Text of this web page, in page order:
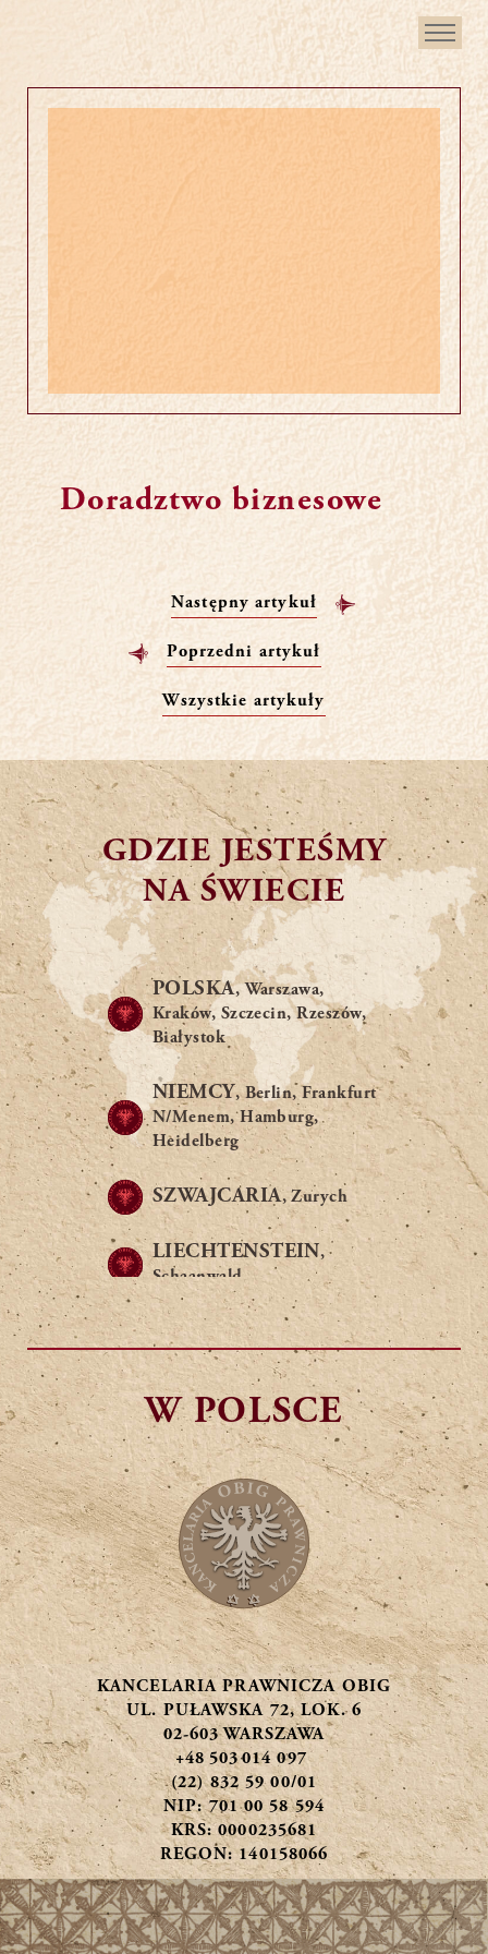
Doradztwo biznesowe
Wszystkie artykuły
Poprzedni artykuł
Następny artykuł
GDZIE JESTEŚMY
NA ŚWIECIE
POLSKA, Warszawa,
Kraków, Szczecin, Rzeszów,
Białystok
NIEMCY, Berlin, Frankfurt
N/Menem, Hamburg,
Heidelberg
SZWAJCARIA, Zurych
LIECHTENSTEIN,
Schaanwald
WĘGRY, Budapeszt
CZECHY , Praga
USA, New York, Waszyngton
CHINY, Pekin, Szanghaj,
Hongkong
LITWA , Wilno, Kowno
RUMUNIA, Bukareszt
HOLANDIA, Amsterdam
GRECJA, Ateny
SERBIA, Belgrad
TADŻYKISTAN,
Duszanbe
UKRAINA, Kijów, Lwów
W POLSCE
KANCELARIA PRAWNICZA OBIG
UL. PUŁAWSKA 72, LOK. 6
02-603 WARSZAWA
+48 503 014 097
(22) 832 59 00/01
NIP: 701 00 58 594
KRS: 0000235681
REGON: 140158066